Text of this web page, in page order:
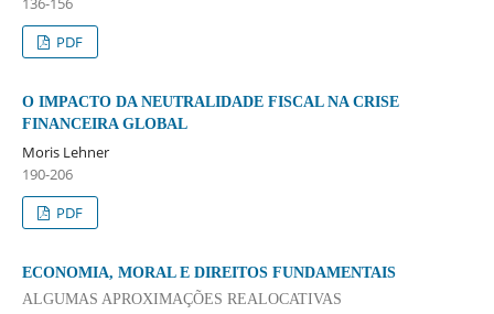
PDF
O IMPACTO DA NEUTRALIDADE FISCAL NA CRISE
FINANCEIRA GLOBAL
Moris Lehner
190-206
PDF
ECONOMIA, MORAL E DIREITOS FUNDAMENTAIS
ALGUMAS APROXIMAÇÕES REALOCATIVAS